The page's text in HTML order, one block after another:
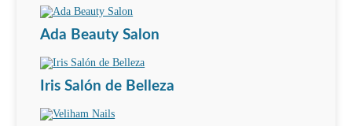
Ada Beauty Salon
Iris Salón de Belleza